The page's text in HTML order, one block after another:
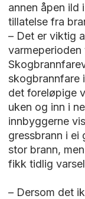
annen åpen ild
tillatelse fra
– Det er viktig
varmeperioden
skogbrannfare
det foreløpige
uken og inn i
innbyggerne
gressbrann i ei
stor brann,
fikk tidlig
– Dersom det